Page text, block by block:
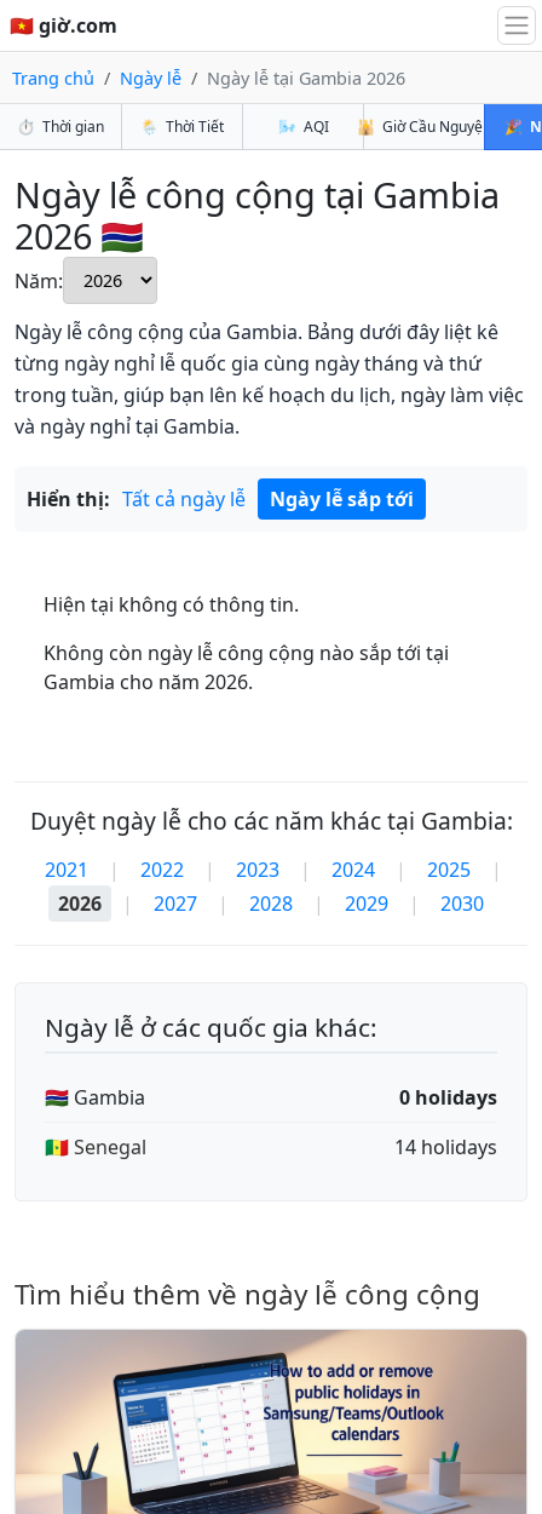
🇻🇳 giờ.com
Trang chủ Ngày lễ Ngày lễ tại Gambia 2026
⏱️ Thời gian 🌦️ Thời Tiết 🌬️ AQI 🕌 Giờ Cầu Nguyện 🎉
Ngày lễ công cộng tại Gambia
2026 🇬🇲
Năm:
Ngày lễ công cộng của Gambia. Bảng dưới đây liệt kê
từng ngày nghỉ lễ quốc gia cùng ngày tháng và thứ
trong tuần, giúp bạn lên kế hoạch du lịch, ngày làm việc
và ngày nghỉ tại Gambia.
Hiển thị: Tất cả ngày lễ Ngày lễ sắp tới
Hiện tại không có thông tin.
Không còn ngày lễ công cộng nào sắp tới tại
Gambia cho năm 2026.
Duyệt ngày lễ cho các năm khác tại Gambia:
2021 | 2022 | 2023 | 2024 | 2025
|
2026
| 2027 | 2028 | 2029 | 2030
Ngày lễ ở các quốc gia khác:
🇬🇲 Gambia
0 holidays
🇸🇳 Senegal
14 holidays
Tìm hiểu thêm về ngày lễ công cộng